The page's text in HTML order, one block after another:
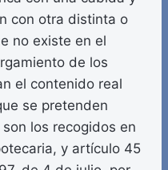
con otra distinta o
no existe en el
de los
el contenido real
se pretenden
los recogidos en
y artículo 45